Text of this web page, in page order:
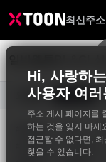
최신주소
Hi, 사랑하
사용자 여러
주소 게시 페이지를
하는 것을 잊지 마세
접근할 수 없다면, 최
찾을 수 있습니다.
요일별 장르별
#동양풍 #액션 #
#인외존재
#다정남